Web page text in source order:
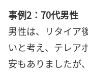
事例2：70代男性
男性は、リタイア
いと考え、テレア
安もありましたが